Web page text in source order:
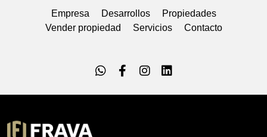
Empresa Desarrollos
Propiedades
Vender propiedad
Servicios Contacto